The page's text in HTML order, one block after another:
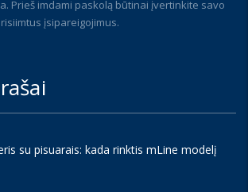
Prieš imdami paskolą būtinai įvertinkite savo
įsipareigojimus.
su pisuarais: kada rinktis mLine modelį